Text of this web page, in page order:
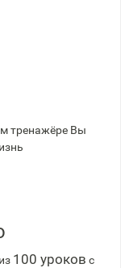
тренажёре Вы
100 уроков с